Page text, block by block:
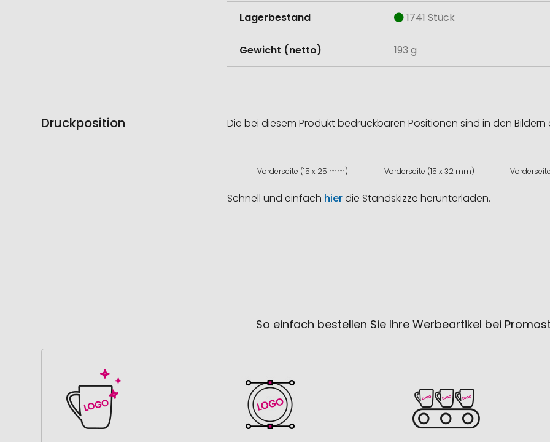
Lagerbestand 1741 Stück
Gewicht (netto) 193 g
Druckposition Die bei diesem Produkt bedruckbaren Positionen sind in den
Vorderseite (15 x 25 mm) Vorderseite (15 x 32 mm)
Schnell und einfach hierdie Standskizze herunterladen.
So einfach bestellen Sie Ihre Werbeartikel bei